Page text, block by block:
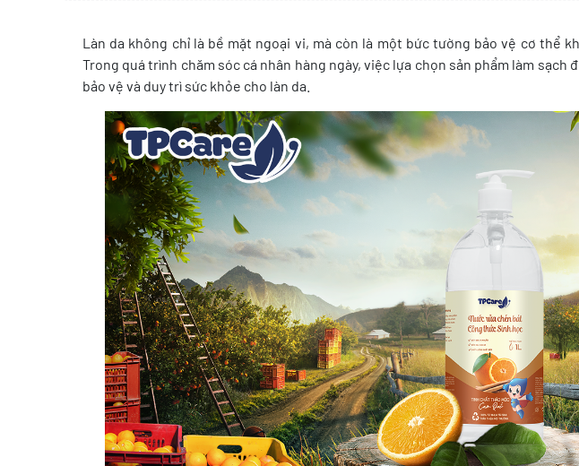
Làn da không chỉ là bề mặt ngoại vi, mà còn là một bức tường bảo vệ cơ thể
Trong quá trình chăm sóc cá nhân hàng ngày, việc lựa chọn sản phẩm làm
bảo vệ và duy trì sức khỏe cho làn da.